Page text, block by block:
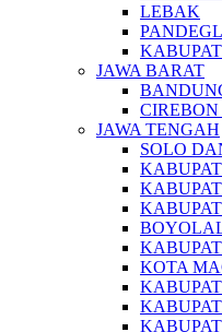
LEBAK
JAWA BARAT
CIREBON
JAWA TENGAH
SOLO
KOTA